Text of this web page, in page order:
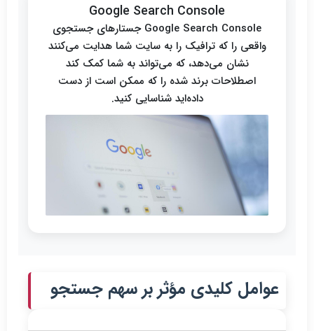
Google Search Console
Google Search Console جستارهای جستجوی
واقعی را که ترافیک را به سایت شما هدایت می‌کنند
نشان می‌دهد، که می‌تواند به شما کمک کند
اصطلاحات برند شده را که ممکن است از دست
داده‌اید شناسایی کنید.
عوامل کلیدی مؤثر بر سهم جستجو